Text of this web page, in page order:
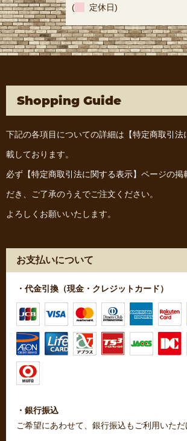
( 定休日)
Shopping Guide
下記の各項目についての詳細は 【特定商取引法
載しております。
必ず 【特定商取引法に関する表示】 ページの掲
だき、ご了承のうえでご注文ください。
よろしくお願いいたします。
お支払いについて
・代金引換（現金・クレジットカード）
・銀行振込
ご希望にあわせて、銀行振込もご利用いただ